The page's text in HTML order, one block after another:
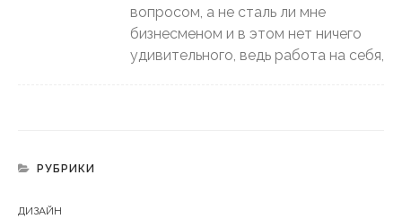
вопросом, а не сталь ли мне
бизнесменом и в этом нет ничего
удивительного, ведь работа на себя,
РУБРИКИ
ДИЗАЙН